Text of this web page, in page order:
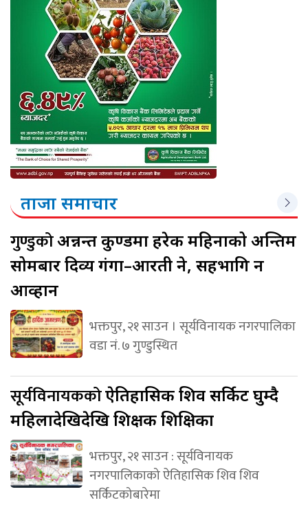
ताजा समाचार
गुण्डुकोअन्नन्त कुण्डमा हरेक महिनाको अन्तिम
सोमबार दिव्य गंगा–आरती हुने, सहभागि हुन
आव्हान
भक्तपुर, २१ साउन । सूर्यविनायक नगरपालिका
वडा नं. ७ गुण्डुस्थित
सूर्यविनायककोऐतिहासिक शिव सर्किट घुम्दै
महिलादेखिदेखि शिक्षक शिक्षिका
भक्तपुर, २१ साउन : सूर्यविनायक
नगरपालिकाको ऐतिहासिक शिव शिव
सर्किटकोबारेमा